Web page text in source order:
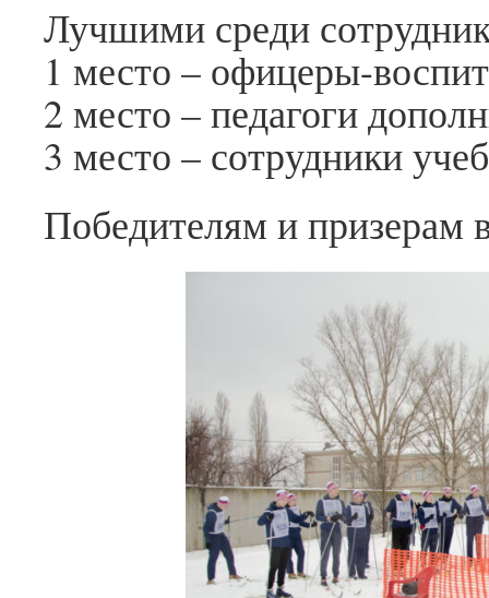
Лучшими среди
1 место – офицеры-
2 место – педагоги
3 место – сотрудники
Победителям и призерам